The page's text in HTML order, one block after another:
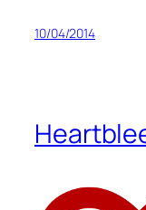
10/04/2014